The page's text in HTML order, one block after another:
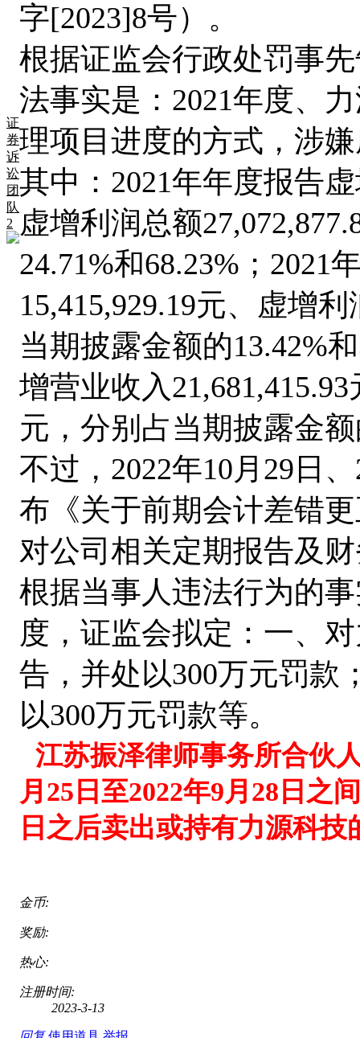
证
券
诉
讼
团
队
2
字[2023]8号）。
根据证监会行政处罚事
法事实是： 2021年度、
理项目进度的方式，涉
其中： 2021年年度报告
虚增利润总额
24.71%和68.23%；2021
15,415,929.19元、虚增
当期披露金额的13.42%
增营业收入
元，分别占当期披露金额
不过， 2022年10月29日
布《关于前期会计差错
对公司相关定期报告及
根据当事人违法行为的
度，证监会拟定：一、
告，并处以300万元罚款
以300万元罚款等。
江苏振泽律师事务所合伙
月 25 日 至2022年9月28日之
日之后卖出或持有力源科技
金币:
奖励:
热心:
注册时间:
2023-3-13